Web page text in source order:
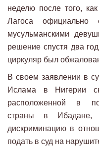
неделю после того,
Лагоса официально
мусульманскими
решение спустя два
циркуляр был
В своем заявлении в
Ислама в Нигерии
расположенной в
страны в Ибадане,
дискриминацию в
подать в суд на